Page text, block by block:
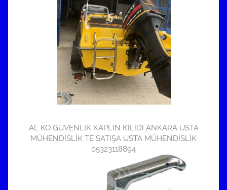
AL KO GÜVENLİK KAPLİN KİLİDİ ANKARA USTA
MÜHENDİSLİK TE SATIŞA USTA MÜHENDİSLİK
05323118894